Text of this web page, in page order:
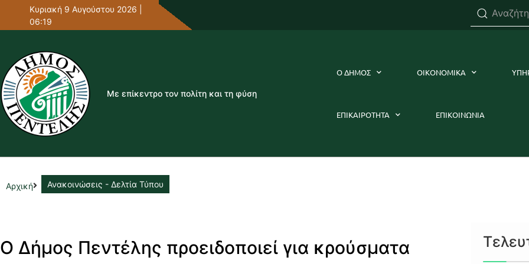
Κυριακή 9 Αυγούστου 2026 |
06:19
Με επίκεντρο τον πολίτη και τη φύση
Ο ΔΗΜΟΣ ΟΙΚΟΝΟΜΙΚΑ
ΕΠΙΚΑΙΡΟΤΗΤΑ ΕΠΙΚΟΙΝΩΝΙΑ
Αρχική Ανακοινώσεις - Δελτία Τύπου
Ο Δήμος Πεντέλης προειδοποιεί για κρούσματα